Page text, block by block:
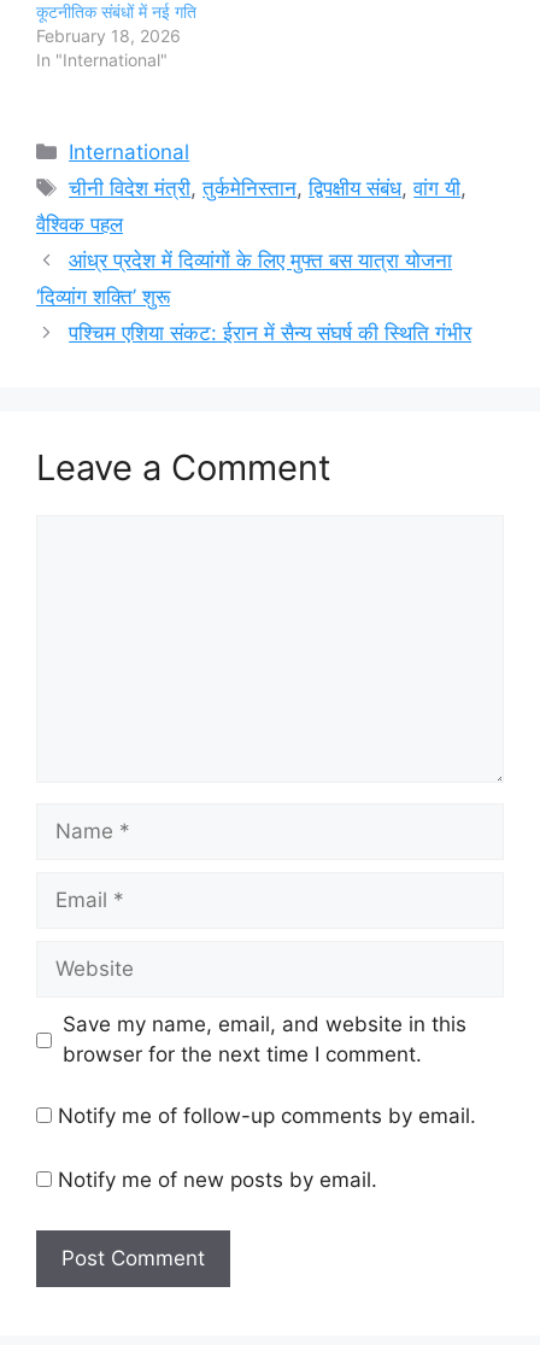
कूटनीतिक संबंधों में नई गति
February 18, 2026
In "International"
Categories
International
Tags
चीनी विदेश मंत्री,तुर्कमेनिस्तान,द्विपक्षीय संबंध,वांग यी,
वैश्विक पहल
आंध्र प्रदेश में दिव्यांगों के लिए मुफ्त बस यात्रा योजना
‘दिव्यांग शक्ति’ शुरू
पश्चिम एशिया संकट: ईरान में सैन्य संघर्ष की स्थिति गंभीर
Leave a Comment
Name
Email
Website
Save my name, email, and website in this
browser for the next time I comment.
Notify me of follow-up comments by email.
Notify me of new posts by email.